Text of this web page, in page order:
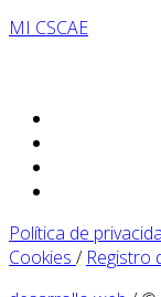
MI CSCAE
Política de
Cookies / Registro